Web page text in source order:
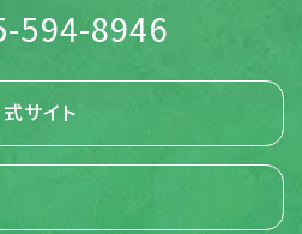
、特定の条件のものを除き、あら
同意を得ないで、ご本人さまの個
う場合に必要となる、お名前並び
電話番号、FAX番号、電子メー
個人情報につき、当該グループ
ます。
594-8946
サイト